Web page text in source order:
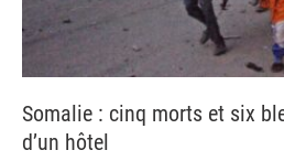
Somalie : cinq morts et six
d’un hôtel